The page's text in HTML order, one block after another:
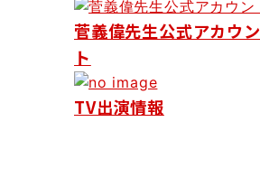
ゲ
ー
シ
ョ
菅義偉先生公式アカウン
ト
TV出演情報